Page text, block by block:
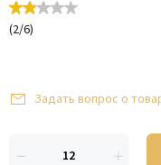
(2/6)
Задать вопрос о